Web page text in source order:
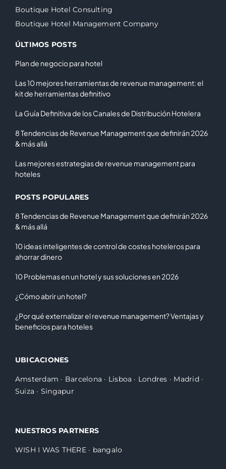
Boutique Hotel Consulting
Boutique Hotel Management Company
ÚLTIMOS POSTS
Plan de negocio para hotel
Las 10 mejores herramientas de revenue management: el
kit de herramientas definitivo
La Guía Definitiva de los Canales de Distribución Hotelera
8 Tendencias de Revenue Management que definirán 2026
& más allá
Las mejores estrategias de revenue management para
hoteles
POSTS POPULARES
8 Tendencias de Revenue Management que definirán 2026
& más allá
10 ideas inteligentes de control de costes hoteleros para
ahorrar dinero
10 Problemas en un hotel y sus soluciones en 2026
¿Cómo abrir un hotel?
¿Por qué externalizar el revenue management? Ventajas y
beneficios para hoteles
UBICACIONES
Amsterdam · Barcelona · Lisboa · Londres · Madrid·
Suiza · Singapur
NUESTROS PARTNERS
WISH I WAS THERE· bangalo